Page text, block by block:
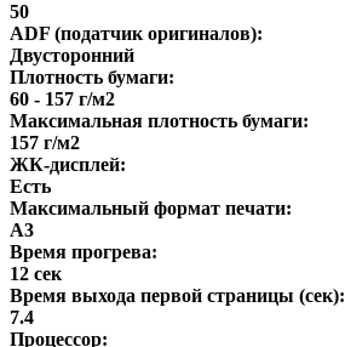
50
ADF (податчик оригиналов):
Двусторонний
Плотность бумаги:
60 - 157 г/м2
Максимальная плотность бумаги:
157 г/м2
ЖК-дисплей:
Есть
Максимальный формат печати:
A3
Время прогрева:
12 сек
Время выхода первой страницы (сек):
7.4
Процессор: